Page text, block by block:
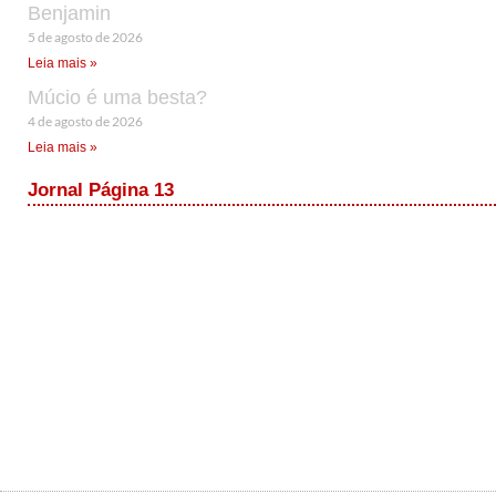
Benjamin
5 de agosto de 2026
Leia mais »
Múcio é uma besta?
4 de agosto de 2026
Leia mais »
Jornal Página 13